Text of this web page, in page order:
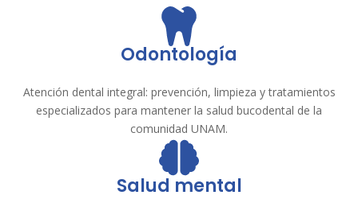
Odontología
Atención dental integral: prevención, limpieza y tratamientos
especializados para mantener la salud bucodental de la
comunidad UNAM.
Salud mental